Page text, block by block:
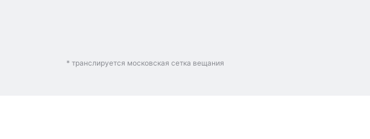
* транслируется московская сетка вещания